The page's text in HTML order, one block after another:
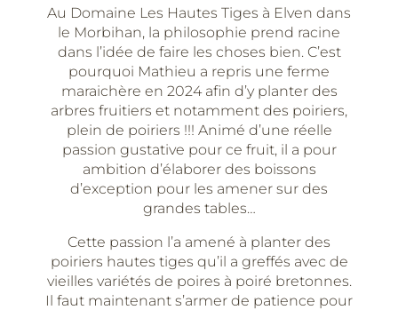
TigesAu Domaine Les Hautes Tiges à Elven dans
le Morbihan, la philosophie prend racine
dans l’idée de faire les choses bien. C’est
pourquoi Mathieu a repris une ferme
maraichère en 2024 afin d’y planter des
arbres fruitiers et notamment des poiriers,
plein de poiriers !!! Animé d’une réelle
passion gustative pour ce fruit, il a pour
ambition d’élaborer des boissons
d’exception pour les amener sur des
grandes tables…
Cette passion l’a amené à planter des
poiriers hautes tiges qu’il a greffés avec de
vieilles variétés de poires à poiré bretonnes.
Il faut maintenant s’armer de patience pour